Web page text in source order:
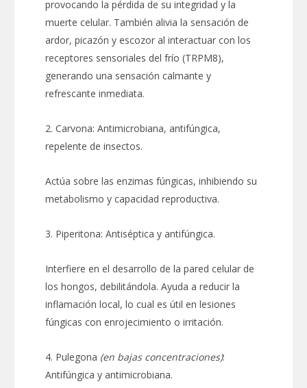
provocando la pérdida de su integridad y la
muerte celular. También alivia la sensación de
ardor, picazón y escozor al interactuar con los
receptores sensoriales del frío (TRPM8),
generando una sensación calmante y
refrescante inmediata.
2. Carvona: Antimicrobiana, antifúngica,
repelente de insectos.
Actúa sobre las enzimas fúngicas, inhibiendo su
metabolismo y capacidad reproductiva.
3. Piperitona: Antiséptica y antifúngica.
Interfiere en el desarrollo de la pared celular de
los hongos, debilitándola. Ayuda a reducir la
inflamación local, lo cual es útil en lesiones
fúngicas con enrojecimiento o irritación.
4. Pulegona (en bajas concentraciones):
Antifúngica y antimicrobiana.